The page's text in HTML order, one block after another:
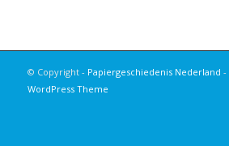
© Copyright - Papiergeschiedenis Nederland -
WordPress Theme